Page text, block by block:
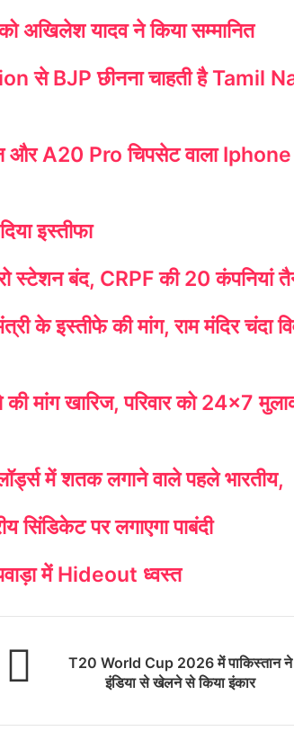
अखिलेश यादव ने किया सम्मानित
से BJP छीनना चाहती है Tamil
और A20 Pro चिपसेट वाला Iphone
इस्तीफा
स्टेशन बंद, CRPF की 20 कंपनियां
के इस्तीफे की मांग, राम मंदिर चंदा
मांग खारिज, परिवार को 24×7
में शतक लगाने वाले पहले भारतीय,
सिंडिकेट पर लगाएगा पाबंदी
में Hideout ध्वस्त
T20 World Cup 2026 में पाकिस्तान ने
इंडिया से खेलने से किया इंकार